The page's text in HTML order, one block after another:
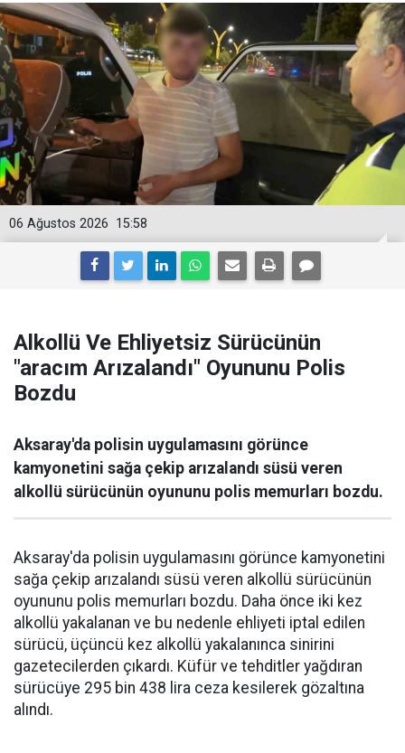
15:58
06 Ağustos 2026
Alkollü Ve Ehliyetsiz Sürücünün
"aracım Arızalandı" Oyununu Polis
Bozdu
Aksaray'da polisin uygulamasını görünce
kamyonetini sağa çekip arızalandı süsü veren
alkollü sürücünün oyununu polis memurları bozdu.
Aksaray'da polisin uygulamasını görünce kamyonetini
sağa çekip arızalandı süsü veren alkollü sürücünün
oyununu polis memurları bozdu. Daha önce iki kez
alkollü yakalanan ve bu nedenle ehliyeti iptal edilen
sürücü, üçüncü kez alkollü yakalanınca sinirini
gazetecilerden çıkardı. Küfür ve tehditler yağdıran
sürücüye 295 bin 438 lira ceza kesilerek gözaltına
alındı.